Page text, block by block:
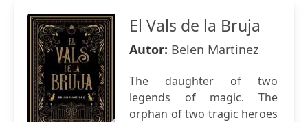
El Vals de la Bruja
Autor: Belen Martinez
The daughter of two
legends of magic. The
orphan of two tragic heroes